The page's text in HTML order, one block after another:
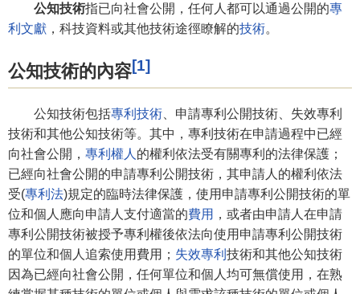
公知技術指已向社會公開，任何人都可以通過公開的專
利文獻 ，科技資料或其他技術途徑瞭解的技術。
公知技術的內容[1]
公知技術包括專利技術 、申請專利公開技術、失效專利
技術和其他公知技術等。其中，專利技術在申請過程中已經
向社會公開， 專利權人 的權利依法受有關專利的法律保護；
已經向社會公開的申請專利公開技術，其申請人的權利依法
受(專利法)規定的臨時法律保護，使用申請專利公開技術的單
位和個人應向申請人支付適當的費用 ，或者由申請人在申請
專利公開技術被授予專利權後依法向使用申請專利公開技術
的單位和個人追索使用費用； 失效專利 技術和其他公知技術
因為已經向社會公開，任何單位和個人均可無償使用，在熟